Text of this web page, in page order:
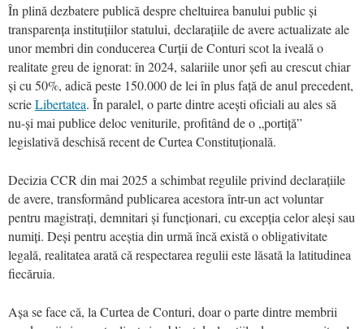
În plină dezbatere publică despre cheltuirea banului public și
transparența instituțiilor statului, declarațiile de avere actualizate ale
unor membri din conducerea Curții de Conturi scot la iveală o
realitate greu de ignorat: în 2024, salariile unor șefi au crescut chiar
și cu 50%, adică peste 150.000 de lei în plus față de anul precedent,
scrieLibertatea. În paralel, o parte dintre acești oficiali au ales să
nu-și mai publice deloc veniturile, profitând de o „portiță”
legislativă deschisă recent de Curtea Constituțională.
Decizia CCR din mai 2025 a schimbat regulile privind declarațiile
de avere, transformând publicarea acestora într-un act voluntar
pentru magistrați, demnitari și funcționari, cu excepția celor aleși sau
numiți. Deși pentru aceștia din urmă încă există o obligativitate
legală, realitatea arată că respectarea regulii este lăsată la latitudinea
fiecăruia.
Așa se face că, la Curtea de Conturi, doar o parte dintre membrii